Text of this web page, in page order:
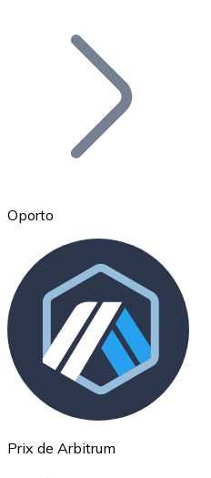
Bitcoin
Ethereum
ETH
Oporto
Prix de Arbitrum